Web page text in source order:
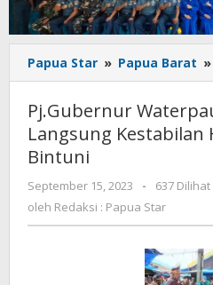
Papua Star » Papua Barat »
Pj.Gubernur
Langsung Kestabilan
Bintuni
September 15, 2023
oleh
Redaksi
Star
-
637 Dilihat
oleh Redaksi : Papua Star